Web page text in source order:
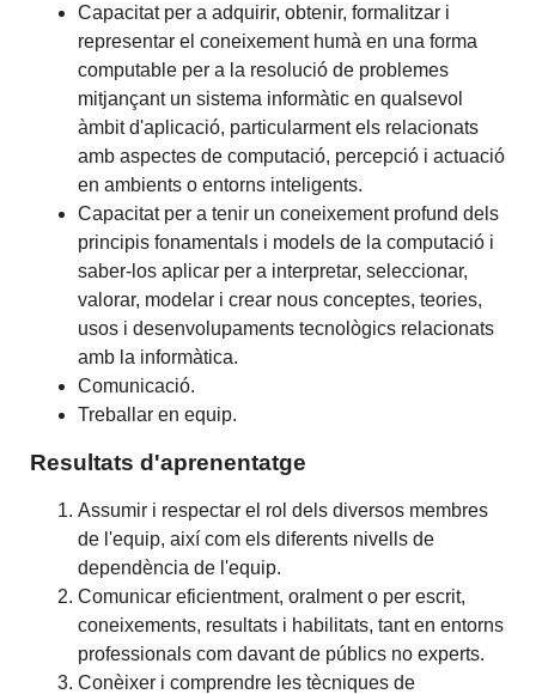
Capacitat per a adquirir, obtenir, formalitzar i
representar el coneixement humà en una forma
computable per a la resolució de problemes
mitjançant un sistema informàtic en qualsevol
àmbit d'aplicació, particularment els relacionats
amb aspectes de computació, percepció i actuació
en ambients o entorns inteligents.
Capacitat per a tenir un coneixement profund dels
principis fonamentals i models de la computació i
saber-los aplicar per a interpretar, seleccionar,
valorar, modelar i crear nous conceptes, teories,
usos i desenvolupaments tecnològics relacionats
amb la informàtica.
Comunicació.
Treballar en equip.
Resultats d'aprenentatge
Assumir i respectar el rol dels diversos membres
de l'equip, així com els diferents nivells de
dependència de l'equip.
Comunicar eficientment, oralment o per escrit,
coneixements, resultats i habilitats, tant en entorns
professionals com davant de públics no experts.
Conèixer i comprendre les tècniques de